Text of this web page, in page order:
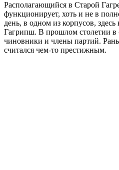
Располагающийся в Старой
функционирует, хоть и не в
день, в одном из корпусов, здесь
Гагрипш. В прошлом столетии в
чиновники и члены партий.
считался чем-то престижным.